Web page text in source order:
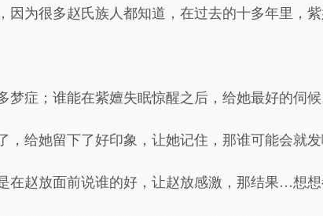
因为很多赵氏族人都知道，在过去的十多年里，紫
症；谁能在紫嬗失眠惊醒之后，给她最好的伺候
给她留下了好印象，让她记住，那谁可能会就发
在赵放面前说谁的好，让赵放感激，那结果…想想